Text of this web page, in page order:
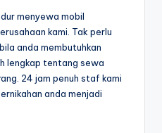
menyewa mobil
kami. Tak perlu
anda membutuhkan
lengkap tentang sewa
24 jam penuh staf kami
anda menjadi